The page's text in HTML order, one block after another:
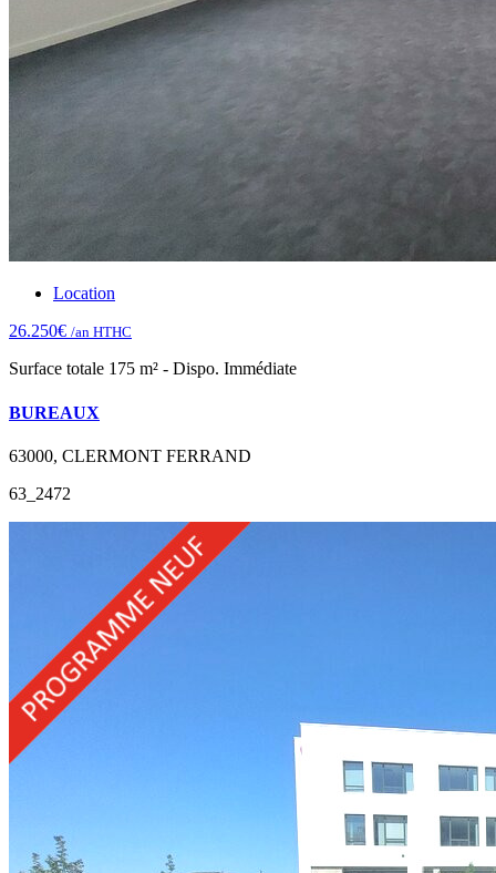
Location
26.250€ /an HTHC
Surface totale 175 m² - Dispo. Immédiate
BUREAUX
63000, CLERMONT FERRAND
63_2472